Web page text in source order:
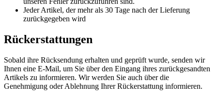
Jeder Artikel, der mehr als 30 Tage nach der Lieferung
zurückgegeben wird
Rückerstattungen
Sobald ihre Rücksendung erhalten und geprüft wurde, senden wir
Ihnen eine E-Mail, um Sie über den Eingang ihres zurückgesandten
Artikels zu informieren. Wir werden Sie auch über die
Genehmigung oder Ablehnung Ihrer Rückerstattung informieren.